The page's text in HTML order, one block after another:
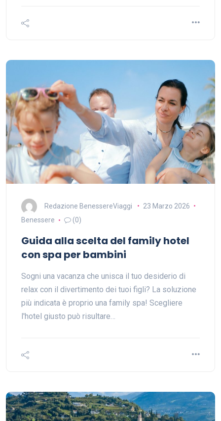
Redazione BenessereViaggi
23 Marzo 2026
Benessere
(0)
Guida alla scelta del family hotel
con spa per bambini
Sogni una vacanza che unisca il tuo desiderio di
relax con il divertimento dei tuoi figli? La soluzione
più indicata è proprio una family spa! Scegliere
l'hotel giusto può risultare…